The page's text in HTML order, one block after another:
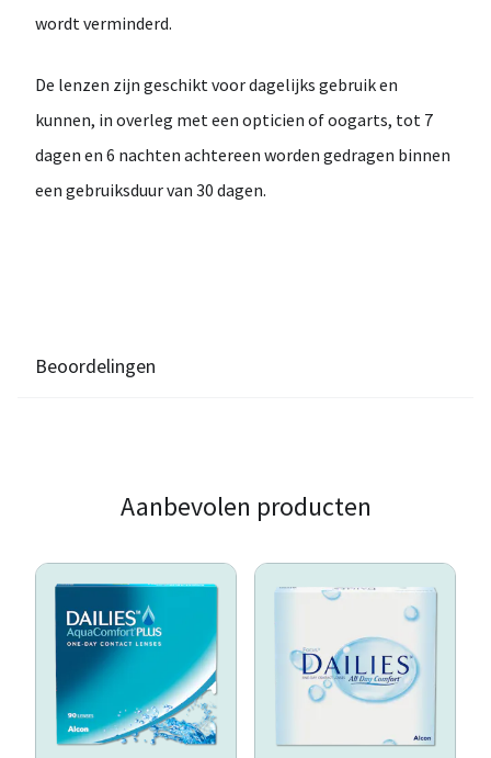
wordt verminderd.
De lenzen zijn geschikt voordagelijks gebruiken
kunnen, in overleg met een opticien of oogarts, tot 7
dagen en 6 nachten achtereen worden gedragen binnen
een gebruiksduur van 30 dagen.
Beoordelingen
Aanbevolen producten